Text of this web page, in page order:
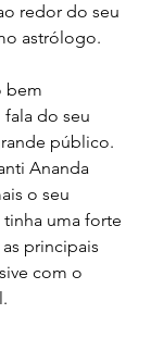
redor do seu
astrólogo.
bem
fala do seu
público.
Ananda
o seu
uma forte
principais
com o